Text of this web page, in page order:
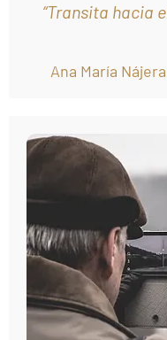
“Transita hacia
Ana María